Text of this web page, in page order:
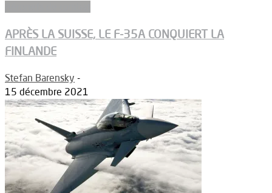
APRÈS LA SUISSE, LE F-35A CONQUIERT LA
FINLANDE
Stefan Barensky -
15 décembre 2021